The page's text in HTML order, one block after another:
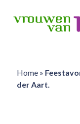
Home»
der Aart.